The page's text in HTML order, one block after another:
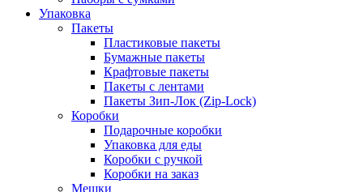
Упаковка
Пакеты
Пластиковые пакеты
Бумажные пакеты
Крафтовые пакеты
Пакеты с лентами
Пакеты Зип-Лок (Zip-Lock)
Коробки
Подарочные коробки
Упаковка для еды
Коробки с ручкой
Коробки на заказ
Мешки